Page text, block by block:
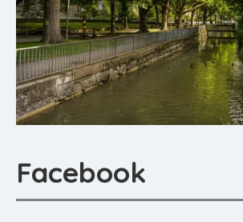
Facebook